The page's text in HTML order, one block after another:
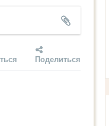
Поделиться